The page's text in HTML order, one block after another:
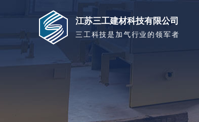
江苏三工建材科技有限公司
三工科技是加气行业的领军者